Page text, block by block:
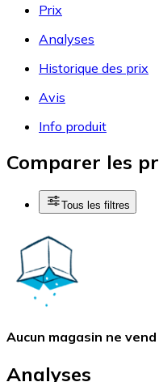
Prix
Analyses
Historique des prix
Avis
Info produit
Comparer les
Tous les filtres
Aucun magasin ne
Analyses